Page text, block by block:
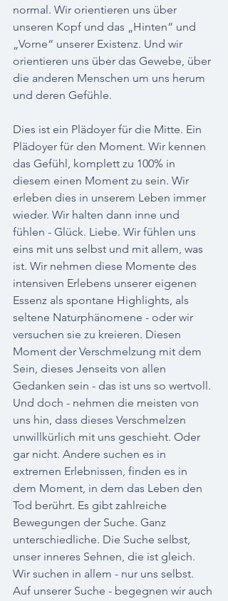
normal. Wir orientieren uns über
unseren Kopf und das „Hinten“ und
„Vorne“ unserer Existenz. Und wir
orientieren uns über das Gewebe, über
die anderen Menschen um uns herum
und deren Gefühle.
Dies ist ein Plädoyer für die Mitte. Ein
Plädoyer für den Moment. Wir kennen
das Gefühl, komplett zu 100% in
diesem einen Moment zu sein. Wir
erleben dies in unserem Leben immer
wieder. Wir halten dann inne und
fühlen - Glück. Liebe. Wir fühlen uns
eins mit uns selbst und mit allem, was
ist. Wir nehmen diese Momente des
intensiven Erlebens unserer eigenen
Essenz als spontane Highlights, als
seltene Naturphänomene - oder wir
versuchen sie zu kreieren. Diesen
Moment der Verschmelzung mit dem
Sein, dieses Jenseits von allen
Gedanken sein - das ist uns so wertvoll.
Und doch - nehmen die meisten von
uns hin, dass dieses Verschmelzen
unwillkürlich mit uns geschieht. Oder
gar nicht. Andere suchen es in
extremen Erlebnissen, finden es in
dem Moment, in dem das Leben den
Tod berührt. Es gibt zahlreiche
Bewegungen der Suche. Ganz
unterschiedliche. Die Suche selbst,
unser inneres Sehnen, die ist gleich.
Wir suchen in allem - nur uns selbst.
Auf unserer Suche - begegnen wir auch